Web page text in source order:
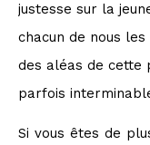
justesse sur la
chacun de nous
des aléas de cette
parfois
Si vous êtes de